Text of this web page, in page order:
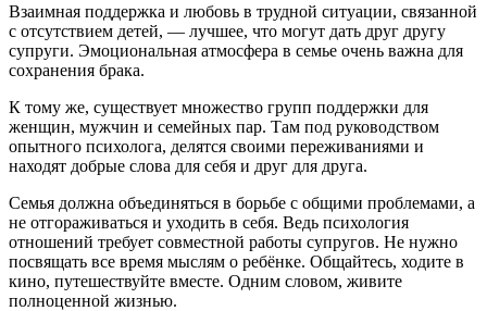
Взаимная поддержка и любовь в трудной ситуации, связанной
с отсутствием детей, — лучшее, что могут дать друг другу
супруги. Эмоциональная атмосфера в семье очень важна для
сохранения брака.
К тому же, существует множество групп поддержки для
женщин, мужчин и семейных пар. Там под руководством
опытного психолога, делятся своими переживаниями и
находят добрые слова для себя и друг для друга.
Семья должна объединяться в борьбе с общими проблемами, а
не отгораживаться и уходить в себя. Ведь психология
отношений требует совместной работы супругов. Не нужно
посвящать все время мыслям о ребёнке. Общайтесь, ходите в
кино, путешествуйте вместе. Одним словом, живите
полноценной жизнью.